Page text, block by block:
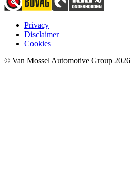
Privacy
Disclaimer
Cookies
© Van Mossel Automotive Group 2026